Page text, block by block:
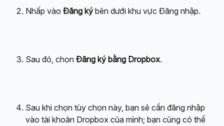
Nhấp vào Đăng ký bên dưới khu vực Đăng nhập.
Sau đó, chọn Đăng ký bằng Dropbox.
Sau khi chọn tùy chọn này, bạn sẽ cần đăng nhập
vào tài khoản Dropbox của mình; bạn cũng có thể